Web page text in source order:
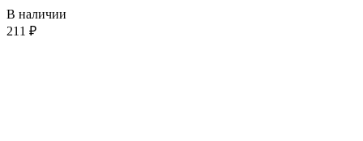
В наличии
211 ₽